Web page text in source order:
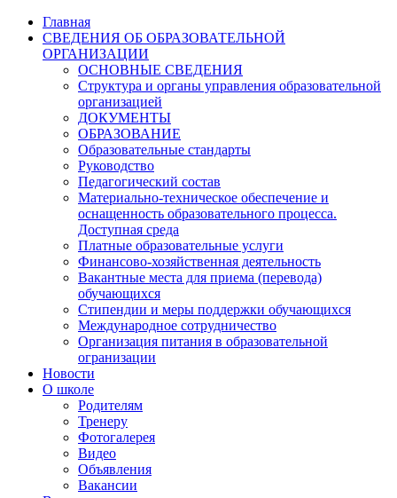
Главная
СВЕДЕНИЯ ОБ ОБРАЗОВАТЕЛЬНОЙ
ОРГАНИЗАЦИИ
ОСНОВНЫЕ СВЕДЕНИЯ
Структура и органы управления образовательной
организацией
ДОКУМЕНТЫ
ОБРАЗОВАНИЕ
Образовательные стандарты
Руководство
Педагогический состав
Материально-техническое обеспечение и
оснащенность образовательного процесса.
Доступная среда
Платные образовательные услуги
Финансово-хозяйственная деятельность
Вакантные места для приема (перевода)
обучающихся
Стипендии и меры поддержки обучающихся
Международное сотрудничество
Организация питания в образовательной
огранизации
Новости
О школе
Родителям
Тренеру
Фотогалерея
Видео
Объявления
Вакансии